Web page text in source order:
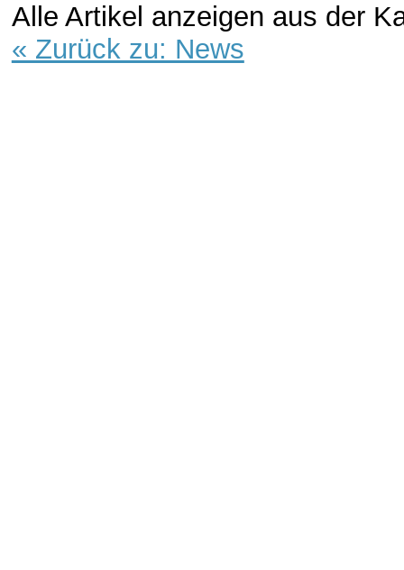
Alle Artikel anzeigen aus der
« Zurück zu: News